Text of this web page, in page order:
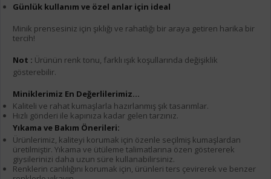
Günlük kullanım ve özel anlar için ideal
Minik prensesiniz için şıklığı ve rahatlığı bir araya getiren harika bir
tercih!
Not : Ürünün renk tonu, farklı ışık koşullarında değişiklik
gösterebilir.
Miniklerimiz En Değerlilerimiz...
Kaliteli ve rahat kumaşlarla hazırlanmış şık tasarımlar.
Hızlı gönderi ile kapınıza kadar gelen tarzınız.
Yıkama ve Bakım Önerileri:
Ürünlerimiz, kaliteyi korumak için özenle seçilmiş kumaşlardan
üretilmiştir. Yıkama ve ütüleme talimatlarına özen göstererek
giysilerinizi daha uzun süre kullanabilirsiniz.
Renklerin canlılığını korumak için, ürünleri ters çevirerek ve benzer